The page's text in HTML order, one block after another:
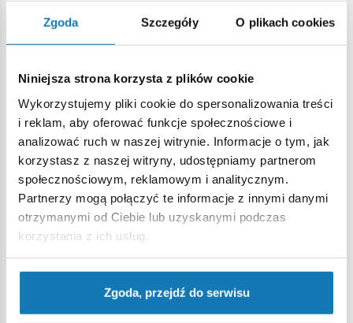
Zgoda Szczegóły O plikach cookies
Niniejsza strona korzysta z plików cookie
Wykorzystujemy pliki cookie do spersonalizowania treści
i reklam, aby oferować funkcje społecznościowe i
analizować ruch w naszej witrynie. Informacje o tym, jak
korzystasz z naszej witryny, udostępniamy partnerom
społecznościowym, reklamowym i analitycznym.
Partnerzy mogą połączyć te informacje z innymi danymi
otrzymanymi od Ciebie lub uzyskanymi podczas
korzystania z ich usług.
Zgoda, przejdź do serwisu
Lokalizacja produktu:
Ostrzeżenie
Nieodpowiednie dla dzieci w wieku poniżej 3 lat. Zawiera
małe części, które mogą zostać połknięte lub wchłonięte
(ryzyko zadławienia). Zalecamy zachowanie opakowania w
celach informacyjnych. Zachowuje się prawo do zmiany
kolorów i szczegółów technicznych.
Bestsellery w kategorii